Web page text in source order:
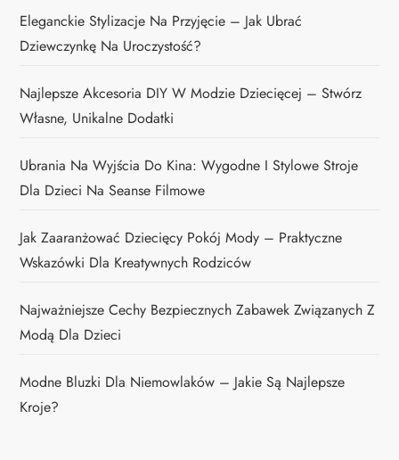
Eleganckie Stylizacje Na Przyjęcie – Jak Ubrać
Dziewczynkę Na Uroczystość?
Najlepsze Akcesoria DIY W Modzie Dziecięcej – Stwórz
Własne, Unikalne Dodatki
Ubrania Na Wyjścia Do Kina: Wygodne I Stylowe Stroje
Dla Dzieci Na Seanse Filmowe
Jak Zaaranżować Dziecięcy Pokój Mody – Praktyczne
Wskazówki Dla Kreatywnych Rodziców
Najważniejsze Cechy Bezpiecznych Zabawek Związanych Z
Modą Dla Dzieci
Modne Bluzki Dla Niemowlaków – Jakie Są Najlepsze
Kroje?